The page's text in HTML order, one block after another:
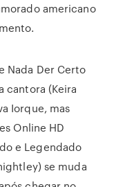
americano
Nada Der Certo
cantora (Keira
Iorque, mas
Online HD
e Legendado
se muda